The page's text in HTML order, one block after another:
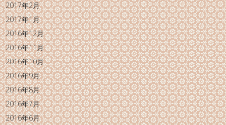
2017年2月
2017年1月
2016年12月
2016年11月
2016年10月
2016年9月
2016年8月
2016年7月
2016年6月